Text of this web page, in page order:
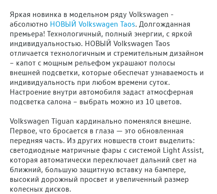
Яркая новинка в модельном ряду Volkswagen -
абсолютно НОВЫЙ Volkswagen Taos. Долгожданная
премьера! Технологичный, полный энергии, с яркой
индивидуальностью. НОВЫЙ Volkswagen Taos
отличается технологичным и стремительным дизайном
– капот с мощным рельефом украшают полосы
внешней подсветки, которые обеспечат узнаваемость и
индивидуальность при любом времени суток.
Настроение внутри автомобиля задаст атмосферная
подсветка салона – выбрать можно из 10 цветов.
Volkswagen Tiguan кардинально поменялся внешне.
Первое, что бросается в глаза — это обновленная
передняя часть. Из других новшеств стоит выделить:
светодиодные матричные фары с системой Light Assist,
которая автоматически переключает дальний свет на
ближний, большую защитную вставку на бампере,
высокий дорожный просвет и увеличенный размер
колесных дисков.